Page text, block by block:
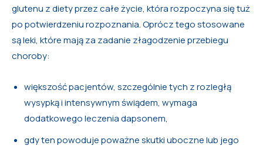
glutenu z diety przez całe życie, która rozpoczyna się tuż
po potwierdzeniu rozpoznania. Oprócz tego stosowane
są leki, które mają za zadanie złagodzenie przebiegu
choroby:
większość pacjentów, szczególnie tych z rozległą
wysypką i intensywnym świądem, wymaga
dodatkowego leczenia dapsonem,
gdy ten powoduje poważne skutki uboczne lub jego